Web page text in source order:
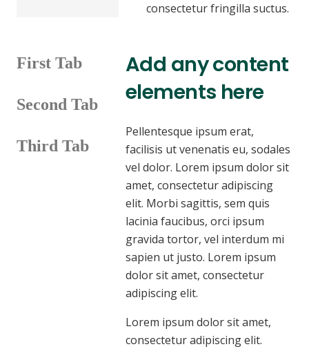
consectetur fringilla suctus.
First Tab
Second Tab
Third Tab
Add any content
elements here
Pellentesque ipsum erat,
facilisis ut venenatis eu, sodales
vel dolor. Lorem ipsum dolor sit
amet, consectetur adipiscing
elit. Morbi sagittis, sem quis
lacinia faucibus, orci ipsum
gravida tortor, vel interdum mi
sapien ut justo. Lorem ipsum
dolor sit amet, consectetur
adipiscing elit.
Lorem ipsum dolor sit amet,
consectetur adipiscing elit.